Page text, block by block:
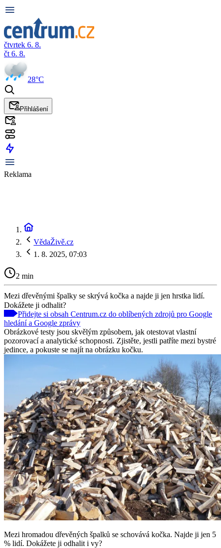
čtvrtek 6. 8.
čt 6. 8.
28°C
Přihlášení
Reklama
VědaŽivě.cz
1. 8. 2025, 07:03
2 min
Mezi dřevěnými špalky se skrývá kočka a najde ji jen hrstka lidí.
Dokážete ji odhalit?
Přidejte si obsah Centrum.cz do oblíbených zdrojů pro Google
hledání a Google zprávy
Obrázkové testy jsou skvělým způsobem, jak otestovat vlastní
pozorovací a analytické schopnosti. Zjistěte, jestli patříte mezi bystré
jedince, a pokuste se najít na obrázku kočku.
Mezi hromadou dřevěných špalků se schovává kočka. Najde ji jen 5
% lidí. Dokážete ji odhalit i vy?